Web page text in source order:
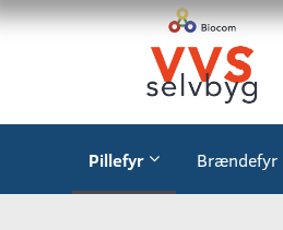
Pillefyr Brændefyr